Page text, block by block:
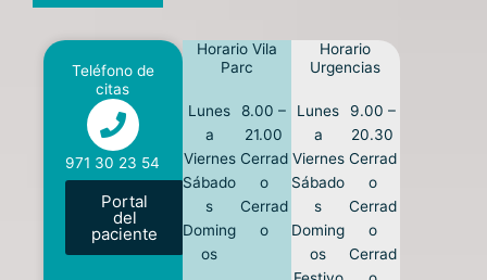
Teléfono de
citas
971 30 23 54
Portal
del
paciente
Horario Vila
Parc
Lunes
a
Viernes
Sábado
s
Doming
os
8.00 –
21.00
Cerrad
o
Cerrad
o
Horario
Urgencias
Lunes
a
Viernes
Sábado
s
Doming
os
9.00 –
20.30
Cerrad
o
Cerrad
o
Cerrad